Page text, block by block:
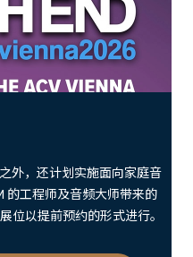
外，还计划实施面向家庭音
的工程师及音频大师带来的
位以提前预约的形式进行。